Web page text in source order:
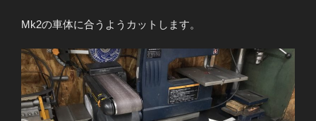
Mk2の車体に合うようカットします。